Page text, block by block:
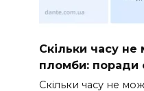
Скільки часу не
пломби: поради
Скільки часу не